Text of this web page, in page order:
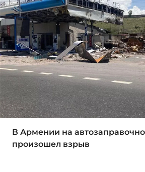
В Армении на
произошел взрыв